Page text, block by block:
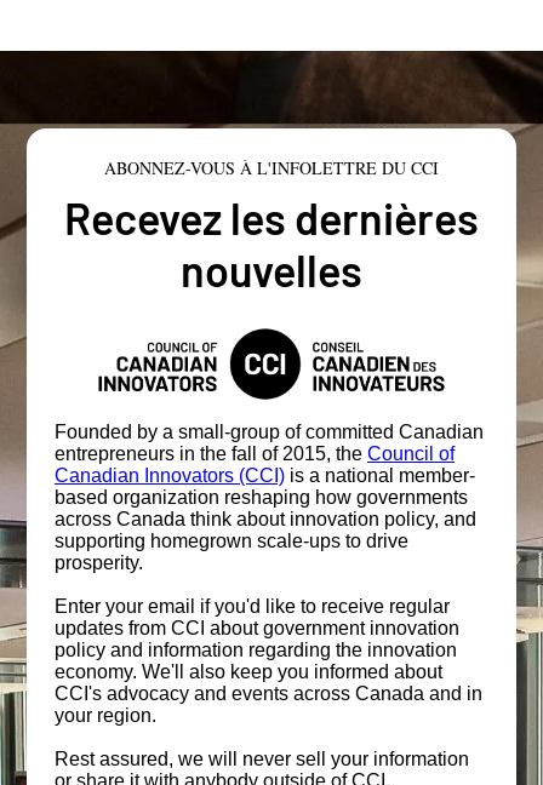
ABONNEZ-VOUS À L'INFOLETTRE DU CCI
Recevez les dernières
nouvelles